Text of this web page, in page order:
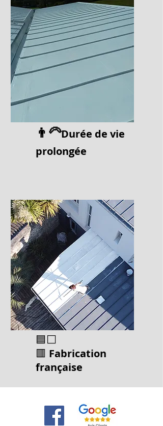
👨‍🦳Durée de vie
prolongée
🟦⬜
🟥 Fabrication
française